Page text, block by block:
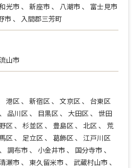
光市 、 新座市 、 八潮市 、 富士見市
市 、 入間郡三芳町
山市
港区 、 新宿区 、 文京区 、 台東区
、 品川区 、 目黒区 、 大田区 、 世田
区、 杉並区 、 豊島区 、 北区 、 荒
区 、 足立区 、 葛飾区 、 江戸川区
、 調布市 、 小金井市 、 国分寺市 、
瀬市 、 東久留米市 、 武蔵村山市 、